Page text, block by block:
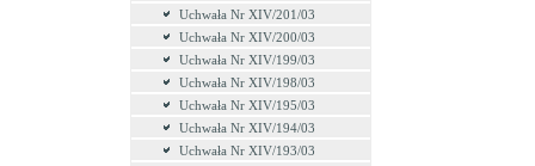
Uchwała Nr XIV/201/03
Uchwała Nr XIV/200/03
Uchwała Nr XIV/199/03
Uchwała Nr XIV/198/03
Uchwała Nr XIV/195/03
Uchwała Nr XIV/194/03
Uchwała Nr XIV/193/03